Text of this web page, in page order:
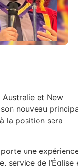
Australie et New
nouveau
la position sera
une
service de l’Église